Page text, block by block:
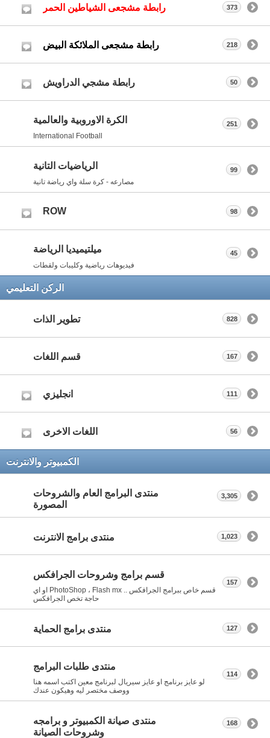
رابطة مشجعى الشياطين الحمر 373
رابطة مشجعى الملائكة البيض 218
رابطة مشجي الدراويش 50
الكرة الاوروبية والعالمية
International Football
251
الرياضيات التانية
مصارعه - كرة سلة واي رياضة تانية
99
ROW 98
ميلتيميديا الرياضة
فيديوهات رياضية وكليبات ولقطات
45
الركن التعليمي
تطوير الذات 828
قسم اللغات 167
انجليزي 111
اللغات الاخرى 56
الكمبيوتر والانترنت
منتدى البرامج العام والشروحات
المصورة
3,305
منتدى برامج الانترنت 1,023
قسم برامج وشروحات الجرافكس
قسم خاص ببرامج الجرافكس .. PhotoShop ، Flash mx او اي
حاجة تخص الجرافكس
157
منتدى برامج الحماية 127
منتدى طلبات البرامج
لو عايز برنامج او عايز سيريال لبرنامج معين اكتب اسمه هنا
ووصف مختصر ليه وهيكون عندك
114
منتدى صيانة الكمبيوتر و برامجه
وشروحات الصيانة
168